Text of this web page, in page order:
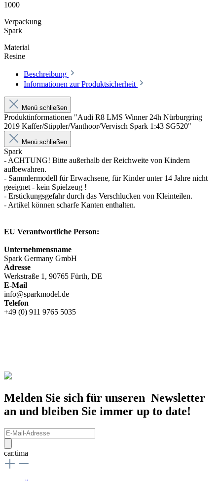
1000
Verpackung
Spark
Material
Resine
Beschreibung
Informationen zur Produktsicherheit
Menü schließen
Produktinformationen "Audi R8 LMS Winner 24h Nürburgring
2019 Kaffer/Stippler/Vanthoor/Vervisch Spark 1:43 SG520"
Menü schließen
Spark
- ACHTUNG! Bitte außerhalb der Reichweite von Kindern
aufbewahren.
- Sammlermodell für Erwachsene, für Kinder unter 14 Jahre nicht
geeignet - kein Spielzeug !
- Erstickungsgefahr durch das Verschlucken von Kleinteilen.
- Artikel können scharfe Kanten enthalten.
EU Verantwortliche Person:
Unternehmensname
Spark Germany GmbH
Adresse
Werkstraße 1, 90765 Fürth, DE
E-Mail
info@sparkmodel.de
Telefon
+49 (0) 911 9765 5035
Melden Sie sich für unseren Newsletter
an und bleiben Sie immer up to date!
car.tima